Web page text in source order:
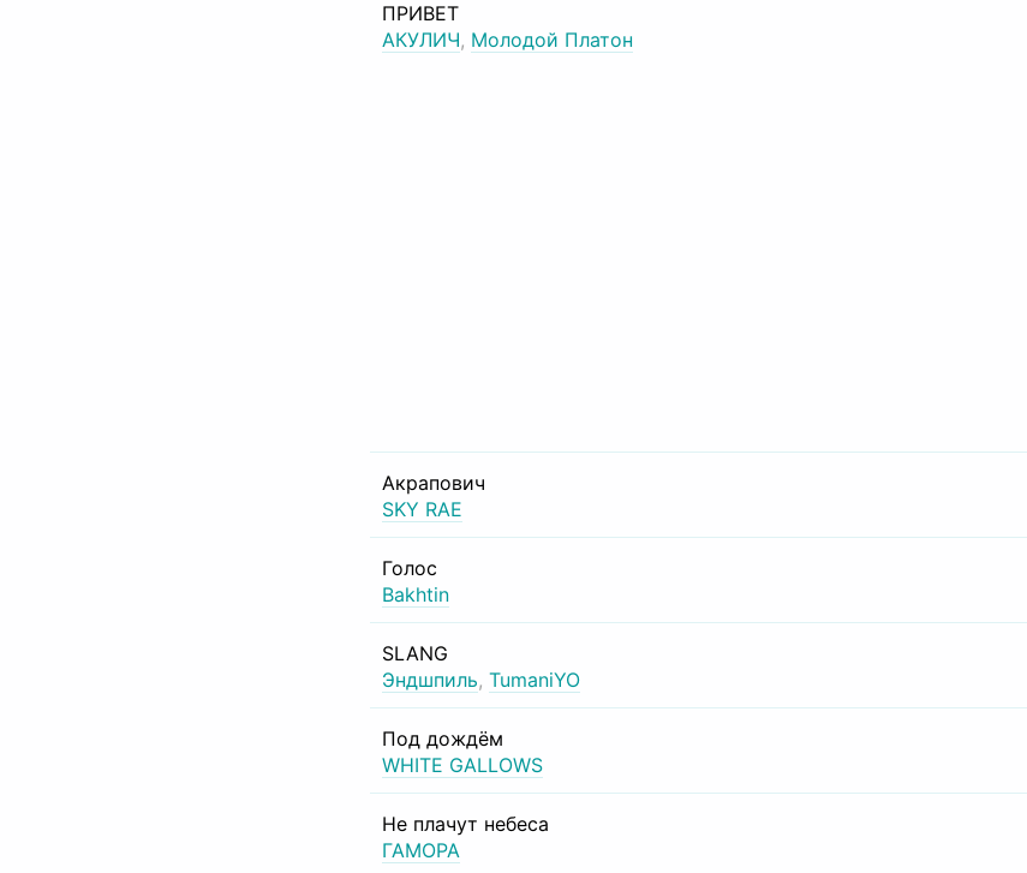
ПРИВЕТ
АКУЛИЧ, Молодой Платон
Акрапович
SKY RAE
Голос
Bakhtin
SLANG
Эндшпиль, TumaniYO
Под дождём
WHITE GALLOWS
Не плачут небеса
ГАМОРА